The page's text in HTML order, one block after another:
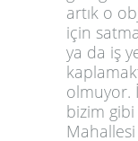
artık o
için
ya da iş
olmuyor.
bizim